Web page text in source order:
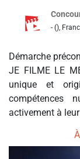
- (),
Démarche
JE FILME LE
unique et
compétences
activement à